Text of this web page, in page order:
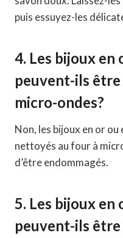
puis essuyez-les
4. Les bijoux en
peuvent-ils
micro-ondes?
Non, les bijoux en or
nettoyés au four à
d’être endommagés.
5. Les bijoux en
peuvent-ils